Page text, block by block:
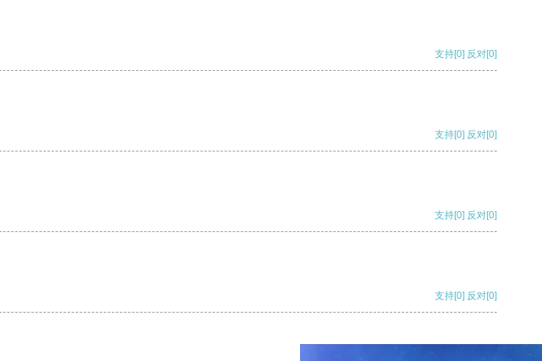
支持[0] 反对[0]
支持[0] 反对[0]
支持[0] 反对[0]
支持[0] 反对[0]